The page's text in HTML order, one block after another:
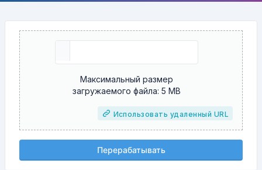
Максимальный размер
загружаемого файла: 5 MB
Использовать удаленный URL
Перерабатывать